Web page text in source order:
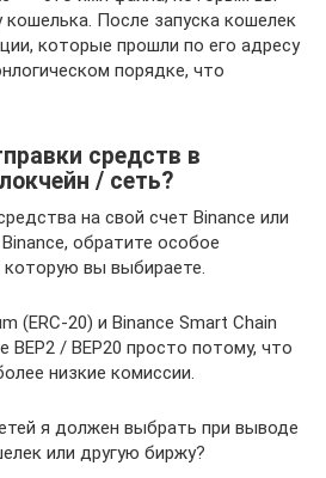
кошелька. После запуска кошелек
которые прошли по его адресу
порядке, что
средств в
/ сеть?
на свой счет Binance или
обратите особое
вы выбираете.
(ERC-20) и Binance Smart Chain
BEP2 / BEP20 просто потому, что
низкие комиссии.
я должен выбрать при выводе
или другую биржу?